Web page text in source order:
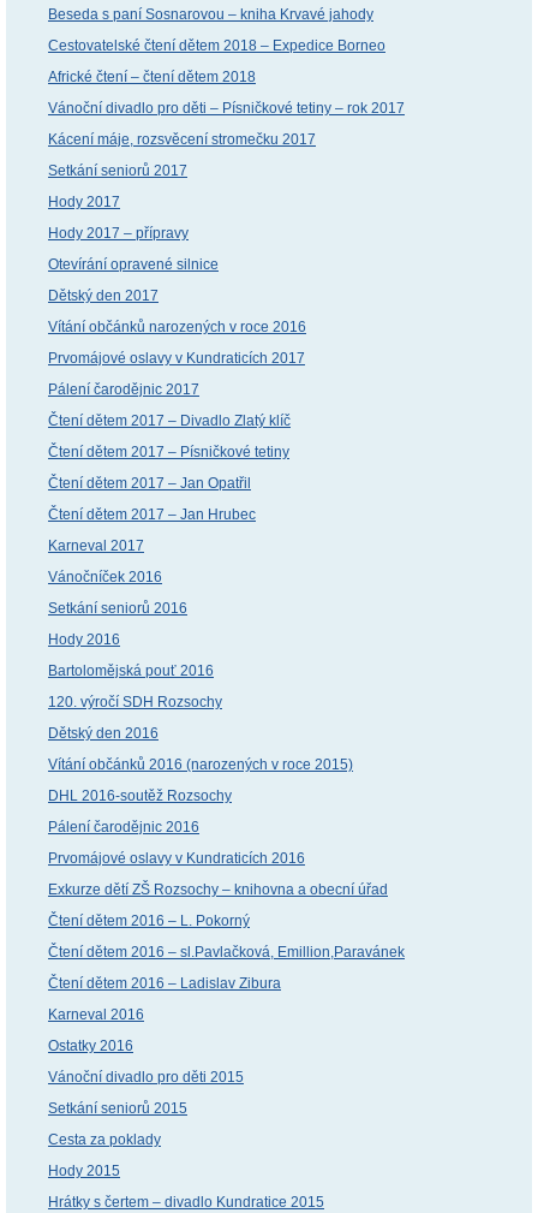
Beseda s paní Sosnarovou – kniha Krvavé jahody
Cestovatelské čtení dětem 2018 – Expedice Borneo
Africké čtení – čtení dětem 2018
Vánoční divadlo pro děti – Písničkové tetiny – rok 2017
Kácení máje, rozsvěcení stromečku 2017
Setkání seniorů 2017
Hody 2017
Hody 2017 – přípravy
Otevírání opravené silnice
Dětský den 2017
Vítání občánků narozených v roce 2016
Prvomájové oslavy v Kundraticích 2017
Pálení čarodějnic 2017
Čtení dětem 2017 – Divadlo Zlatý klíč
Čtení dětem 2017 – Písničkové tetiny
Čtení dětem 2017 – Jan Opatřil
Čtení dětem 2017 – Jan Hrubec
Karneval 2017
Vánočníček 2016
Setkání seniorů 2016
Hody 2016
Bartolomějská pouť 2016
120. výročí SDH Rozsochy
Dětský den 2016
Vítání občánků 2016 (narozených v roce 2015)
DHL 2016-soutěž Rozsochy
Pálení čarodějnic 2016
Prvomájové oslavy v Kundraticích 2016
Exkurze dětí ZŠ Rozsochy – knihovna a obecní úřad
Čtení dětem 2016 – L. Pokorný
Čtení dětem 2016 – sl.Pavlačková, Emillion,Paravánek
Čtení dětem 2016 – Ladislav Zibura
Karneval 2016
Ostatky 2016
Vánoční divadlo pro děti 2015
Setkání seniorů 2015
Cesta za poklady
Hody 2015
Hrátky s čertem – divadlo Kundratice 2015